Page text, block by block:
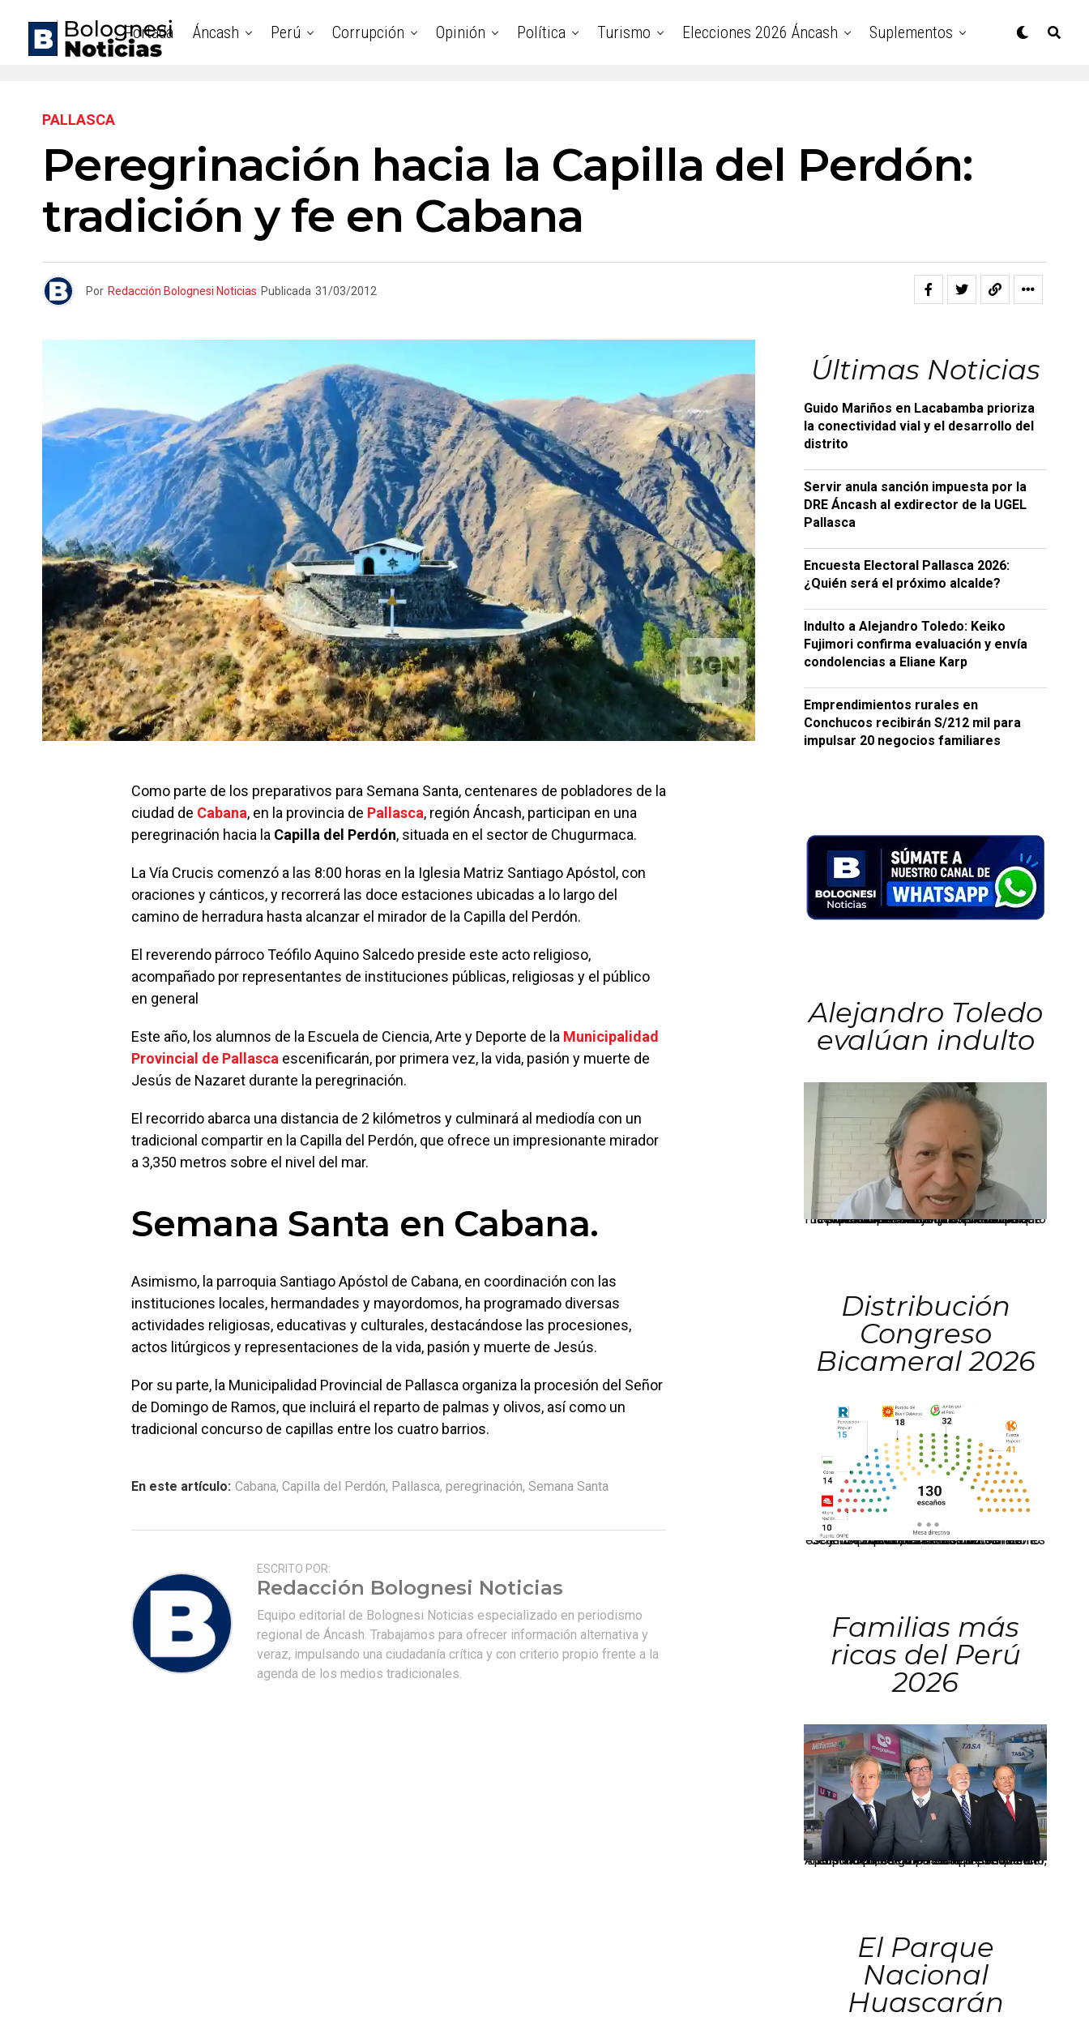
Portada Áncash Perú Corrupción Opinión Política Turismo Elecciones 2026 Áncash Suplementos
PALLASCA
Peregrinación hacia la Capilla del Perdón:
tradición y fe en Cabana
Por Redacción Bolognesi Noticias Publicada 31/03/2012
Como parte de los preparativos para Semana Santa, centenares de pobladores de la
ciudad de Cabana, en la provincia de Pallasca, región Áncash, participan en una
peregrinación hacia la Capilla del Perdón, situada en el sector de Chugurmaca.
La Vía Crucis comenzó a las 8:00 horas en la Iglesia Matriz Santiago Apóstol, con
oraciones y cánticos, y recorrerá las doce estaciones ubicadas a lo largo del
camino de herradura hasta alcanzar el mirador de la Capilla del Perdón.
El reverendo párroco Teófilo Aquino Salcedo preside este acto religioso,
acompañado por representantes de instituciones públicas, religiosas y el público
en general
Este año, los alumnos de la Escuela de Ciencia, Arte y Deporte de la Municipalidad
Provincial de Pallasca escenificarán, por primera vez, la vida, pasión y muerte de
Jesús de Nazaret durante la peregrinación.
El recorrido abarca una distancia de 2 kilómetros y culminará al mediodía con un
tradicional compartir en la Capilla del Perdón, que ofrece un impresionante mirador
a 3,350 metros sobre el nivel del mar.
Semana Santa en Cabana.
Asimismo, la parroquia Santiago Apóstol de Cabana, en coordinación con las
instituciones locales, hermandades y mayordomos, ha programado diversas
actividades religiosas, educativas y culturales, destacándose las procesiones,
actos litúrgicos y representaciones de la vida, pasión y muerte de Jesús.
Por su parte, la Municipalidad Provincial de Pallasca organiza la procesión del Señor
de Domingo de Ramos, que incluirá el reparto de palmas y olivos, así como un
tradicional concurso de capillas entre los cuatro barrios.
En este artículo: Cabana, Capilla del Perdón, Pallasca, peregrinación, Semana Santa
ESCRITO POR:
Redacción Bolognesi Noticias
Equipo editorial de Bolognesi Noticias especializado en periodismo
regional de Áncash. Trabajamos para ofrecer información alternativa y
veraz, impulsando una ciudadanía crítica y con criterio propio frente a la
agenda de los medios tradicionales.
Últimas Noticias
Guido Mariños en Lacabamba prioriza
la conectividad vial y el desarrollo del
distrito
Servir anula sanción impuesta por la
DRE Áncash al exdirector de la UGEL
Pallasca
Encuesta Electoral Pallasca 2026:
¿Quién será el próximo alcalde?
Indulto a Alejandro Toledo: Keiko
Fujimori confirma evaluación y envía
condolencias a Eliane Karp
Emprendimientos rurales en
Conchucos recibirán S/212 mil para
impulsar 20 negocios familiares
Alejandro Toledo
evalúan indulto
La presidenta Keiko Fujimori informó que la solicitud de indulto presentada por el expresidente Alejandro Toledo será evaluada por la Comisión de Gracias Presidenciales conforme al procedimiento establecido.
Distribución
Congreso
Bicameral 2026
El JNE oficializó la distribución de escaños para la elección de 60 senadores y 130 diputados en las Elecciones Generales 2026, tras el restablecimiento de la Bicameralidad.
Familias más
ricas del Perú
2026
Los principales grupos empresariales del país mantienen una fuerte presencia en Áncash mediante inversiones en comercio, educación, salud e industria pesquera.
El Parque
Nacional
Huascarán